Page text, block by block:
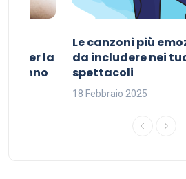
per la
sonno
Le canzoni più
da includere nei
spettacoli
18 Febbraio 2025